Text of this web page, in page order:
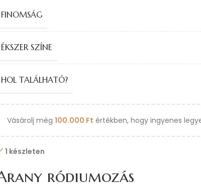
FINOMSÁG
ÉKSZER SZÍNE
HOL TALÁLHATÓ?
Vásárolj még 100.000 Ft értékben, hogy ingyenes
1 készleten
ródiumozás